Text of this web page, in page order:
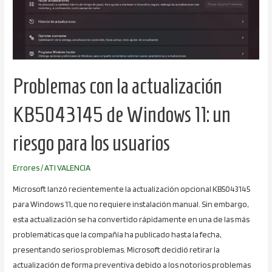
Problemas con la actualización
KB5043145 de Windows 11: un
riesgo para los usuarios
Errores/ATI VALENCIA
Microsoft lanzó recientemente la actualización opcional KB5043145
para Windows 11, que no requiere instalación manual. Sin embargo,
esta actualización se ha convertido rápidamente en una de las más
problemáticas que la compañía ha publicado hasta la fecha,
presentando serios problemas. Microsoft decidió retirar la
actualización de forma preventiva debido a los notorios problemas
Windows
para
usuarios